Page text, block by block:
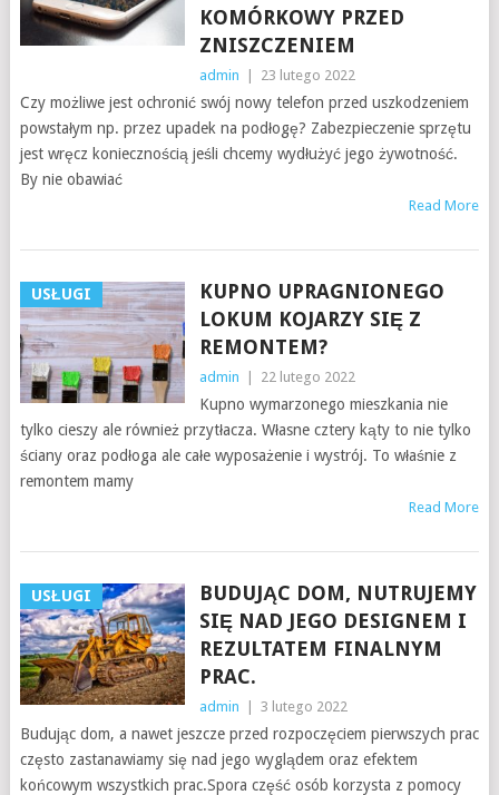
KOMÓRKOWY PRZED
ZNISZCZENIEM
admin 23 lutego 2022
Czy możliwe jest ochronić swój nowy telefon przed uszkodzeniem
powstałym np. przez upadek na podłogę? Zabezpieczenie sprzętu
jest wręcz koniecznością jeśli chcemy wydłużyć jego żywotność.
By nie obawiać
Read More
USŁUGI
KUPNO UPRAGNIONEGO
LOKUM KOJARZY SIĘ Z
REMONTEM?
admin 22 lutego 2022
Kupno wymarzonego mieszkania nie
tylko cieszy ale również przytłacza. Własne cztery kąty to nie tylko
ściany oraz podłoga ale całe wyposażenie i wystrój. To właśnie z
remontem mamy
Read More
USŁUGI
BUDUJĄC DOM, NUTRUJEMY
SIĘ NAD JEGO DESIGNEM I
REZULTATEM FINALNYM
PRAC.
admin 3 lutego 2022
Budując dom, a nawet jeszcze przed rozpoczęciem pierwszych prac
często zastanawiamy się nad jego wyglądem oraz efektem
końcowym wszystkich prac.Spora część osób korzysta z pomocy